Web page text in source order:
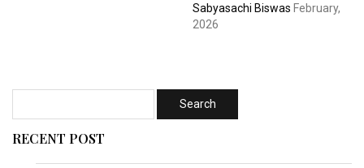
Sabyasachi Biswas February,
2026
RECENT POST